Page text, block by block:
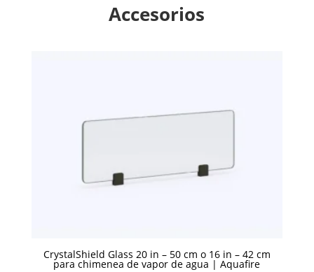
Accesorios
CrystalShield Glass 20 in – 50 cm o 16 in – 42 cm
para chimenea de vapor de agua | Aquafire